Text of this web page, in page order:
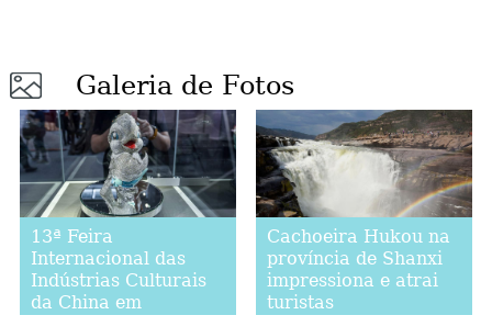
Galeria de Fotos
13ª Feira
Internacional das
Indústrias Culturais
da China em
Cachoeira Hukou na
província de Shanxi
impressiona e atrai
turistas